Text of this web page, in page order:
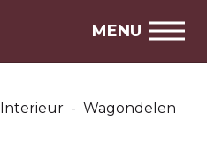
MENU
Interieur - Wagondelen